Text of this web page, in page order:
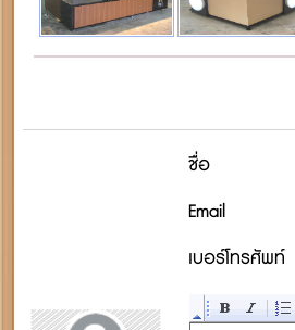
ชื่อ
Email
เบอร์โทรศัพท์